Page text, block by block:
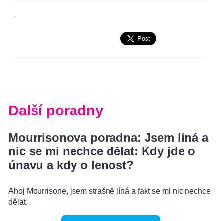
'
Další poradny
Mourrisonova poradna: Jsem líná a
nic se mi nechce dělat: Kdy jde o
únavu a kdy o lenost?
Ahoj Mourrisone, jsem strašně líná a fakt se mi nic nechce
dělat.